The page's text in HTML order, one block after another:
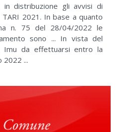
in distribuzione gli avvisi di
2021. In base a quanto
n. 75 del 28/04/2022 le
sono ... In vista del
Imu da effettuarsi entro la
2022 ...